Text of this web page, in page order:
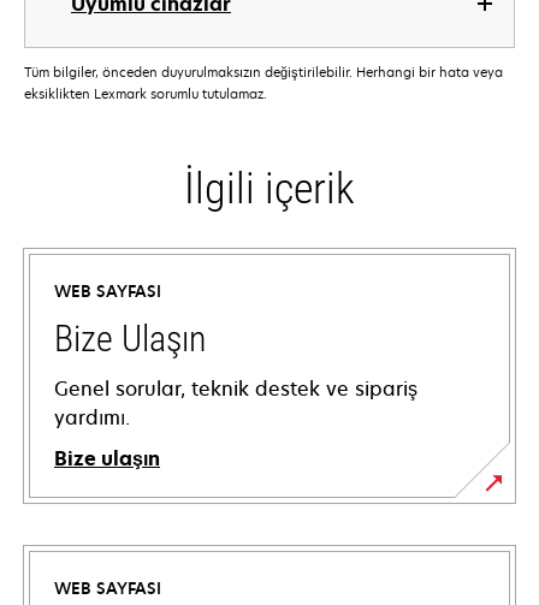
Tüm bilgiler, önceden duyurulmaksızın değiştirilebilir. Herhangi bir hata veya
eksiklikten Lexmark sorumlu tutulamaz.
İlgili içerik
WEB SAYFASI
Bize Ulaşın
Genel sorular, teknik destek ve sipariş
yardımı.
Bize ulaşın
WEB SAYFASI